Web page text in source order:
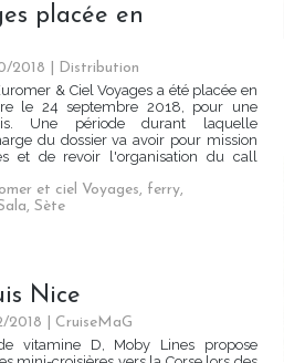
placée en
2018
Distribution
& Ciel Voyages a été placée en
le 24 septembre 2018, pour une
Une période durant laquelle
du dossier va avoir pour mission
et de revoir l'organisation du call
et ciel Voyages, ferry,
, Sète
Nice
2018
CruiseMaG
vitamine D, Moby Lines propose